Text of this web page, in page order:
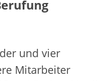
und vier
Mitarbeiter